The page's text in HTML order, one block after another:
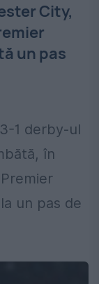
City,
un pas
1 derby-ul
în
un pas de